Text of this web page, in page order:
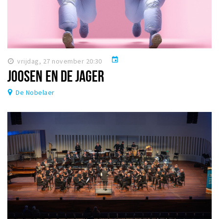
vrijdag, 27 november 20:30 event
JOOSEN EN DE JAGER
De Nobelaer